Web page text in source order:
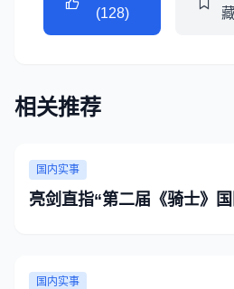
(128)
相关推荐
国内实事
亮剑直指“第二届《骑士》
国内实事